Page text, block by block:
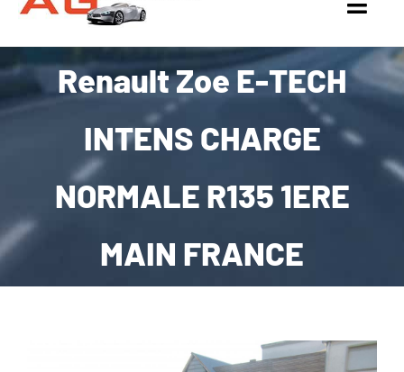
ACCUEIL
ENTRETIEN / MÉCANIQUE
CARROSSERIE / VITRAGE
PNEUMATIQUE
Renault Zoe E-TECH
INTENS CHARGE
NORMALE R135 1ERE
MAIN FRANCE